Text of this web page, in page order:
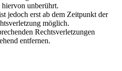
hiervon unberührt.
jedoch erst ab dem Zeitpunkt der
möglich.
Rechtsverletzungen
entfernen.